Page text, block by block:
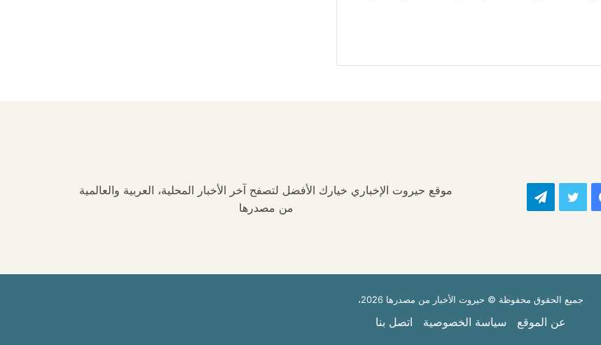
فيسبوك تويتر تيلقرام
موقع حيروت الإخباري خيارك الأفضل لتصفح آخر الأخبار المحلية، العربية والعالمية
من مصدرها
جميع الحقوق محفوظة © حيروت الأخبار من مصدرها 2026،
عن الموقع سياسة الخصوصية اتصل بنا